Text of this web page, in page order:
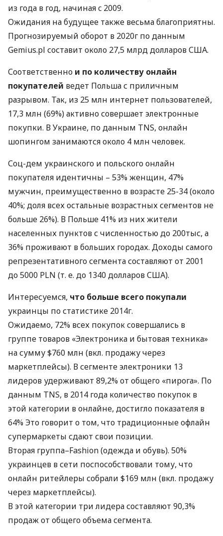
из года в год, начиная c 2009.
Ожидания на будущее также весьма благоприятны.
Прогнозируемый оборот в 2020г по данным
Gemius.pl составит около 27,5 млрд долларовСША.
Соответственно и по количеству онлайн
покупателей ведет Польша с приличным
разрывом. Так, из 25 млн интернет пользователей,
17,3 млн (69%) активно совершает электронные
покупки. В Украине, по данным TNS, онлайн
шопингом занимаются около 4 млн человек.
Соц-дем украинского и польского онлайн
покупателя идентичны – 53% женщин, 47%
мужчин, преимущественно в возрасте 25-34 (около
40%; доля всех остальные возрастных сегментов не
больше 26%). В Польше 41% из них жители
населенных пунктов с численностью до 200тыс, а
36% проживают в больших городах. Доходы самого
репрезентативного сегмента составляют от 2001
до 5000 PLN (т. е. до 1340 долларовСША).
Интересуемся, что больше всего покупали
украинцы по статистике 2014г.
Ожидаемо, 72% всех покупок совершались в
группе товаров «Электроника и бытовая техника»
на сумму $760 млн (вкл. продажу через
маркетплейсы). В сегменте электроники 13
лидеров удерживают 89,2% от общего «пирога». По
данным TNS, в 2014 года количество покупок в
этой категории в онлайне, достигло показателя в
64% Это говорит о том, что традиционные офлайн
супермаркеты сдают свои позиции.
Вторая группа–Fashion (одежда и обувь). 50%
украинцев в сети поспособствовали тому, что
онлайн ритейлеры собрали $169 млн (вкл. продажу
через маркетплейсы).
В этой категории три лидера составляют 90,3%
продаж от общего объема сегмента.